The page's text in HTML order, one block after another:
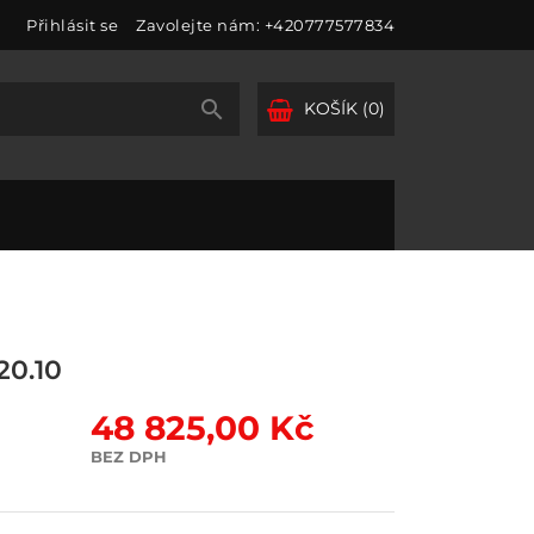
Přihlásit se Zavolejte nám: +420777577834
KOŠÍK (0)

48 825,00 Kč
BEZ DPH